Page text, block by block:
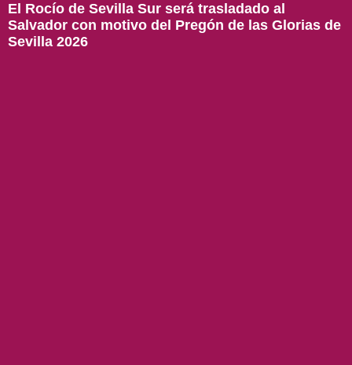
El Rocío de Sevilla Sur será trasladado al
Salvador con motivo del Pregón de las Glorias de
Sevilla 2026